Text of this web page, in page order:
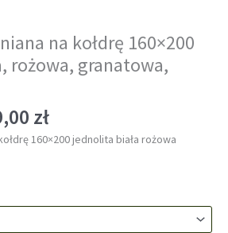
na kołdrę 160×200
rożowa, granatowa,
złZakres
cen:
129,00 zł
160×200 jednolita biała rożowa